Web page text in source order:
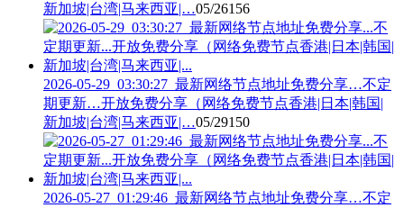
新加坡|台湾|马来西亚|…05/26156
2026-05-29_03:30:27_最新网络节点地址免费分享…不定
期更新…开放免费分享（网络免费节点香港|日本|韩国|
新加坡|台湾|马来西亚|…05/29150
2026-05-27_01:29:46_最新网络节点地址免费分享…不定